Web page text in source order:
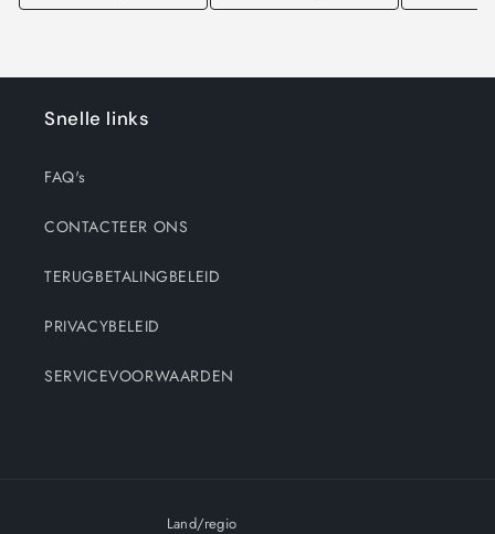
Snelle links
FAQ's
CONTACTEER ONS
TERUGBETALINGBELEID
PRIVACYBELEID
SERVICEVOORWAARDEN
Land/regio